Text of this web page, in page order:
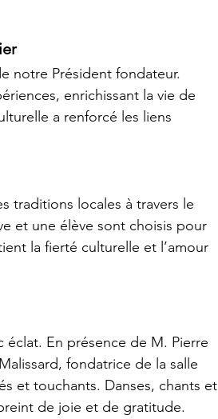
notre Président fondateur.
enrichissant la vie de
a renforcé les liens
traditions locales à travers le
et une élève sont choisis pour
la fierté culturelle et l’amour
éclat. En présence de M. Pierre
fondatrice de la salle
et touchants. Danses, chants et
de joie et de gratitude.